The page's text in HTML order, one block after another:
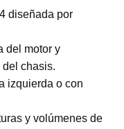
diseñada por
del motor y
chasis.
izquierda o con
y volúmenes de